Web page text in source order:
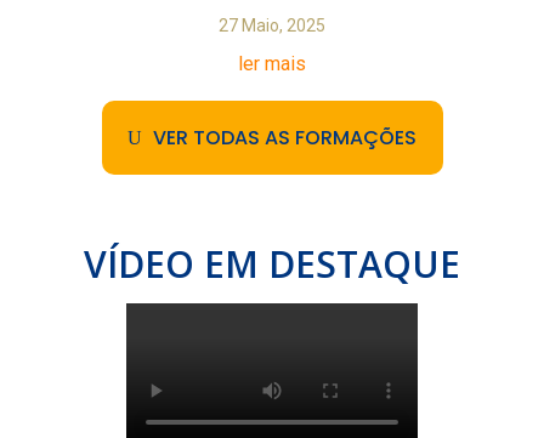
27 Maio, 2025
ler mais
VER TODAS AS FORMAÇÕES
VÍDEO EM DESTAQUE